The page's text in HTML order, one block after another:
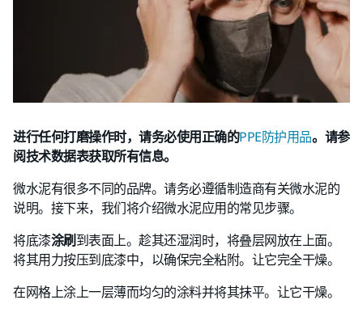
进行任何打磨操作时，请务必使用正确的PPE防护用品。请参
阅技术数据表获取所有信息。
微水泥有很多不同的品牌。请务必遵循制造商有关微水泥的
说明。接下来，我们将介绍微水泥应用的常见步骤。
将底漆涂刷到表面上。趁其还湿润时，将叠层网放在上面。
将其用力按压到底漆中，以确保完全粘附。让它完全干燥。
在网格上涂上一层薄而均匀的涂料并将其抹平。让它干燥。